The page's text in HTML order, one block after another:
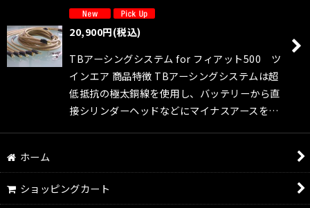
20,900円(税込)
TBアーシングシステム for フィアット500 ツ
インエア 商品特徴 TBアーシングシステムは超
低抵抗の極太銅線を使用し、バッテリーから直
接シリンダーヘッドなどにマイナスアースを…
ホーム
ショッピングカート